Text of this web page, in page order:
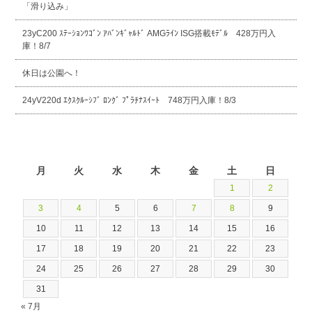
「滑り込み」
23yC200 ｽﾃｰｼｮﾝﾜｺﾞﾝ ｱﾊﾞﾝｷﾞｬﾙﾄﾞ AMGﾗｲﾝ ISG搭載ﾓﾃﾞﾙ 428万円入
庫！8/7
休日は公園へ！
24yV220d ｴｸｽｸﾙｰｼﾌﾞ ﾛﾝｸﾞ ﾌﾟﾗﾁﾅｽｲｰﾄ 748万円入庫！8/3
月 火 水 木 金 土 日
1 2
3 4 5 6 7 8 9
10 11 12 13 14 15 16
17 18 19 20 21 22 23
24 25 26 27 28 29 30
31
« 7月